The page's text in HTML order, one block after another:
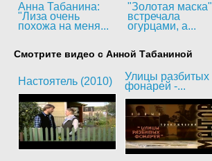
Анна Табанина:
"Лиза очень
похожа на меня...
"Золотая маска"
встречала
огурцами, а...
Смотрите видео с Анной Табаниной
Настоятель (2010)
Улицы разбитых
фонарей -...